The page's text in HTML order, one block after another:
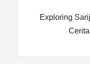
Exploring